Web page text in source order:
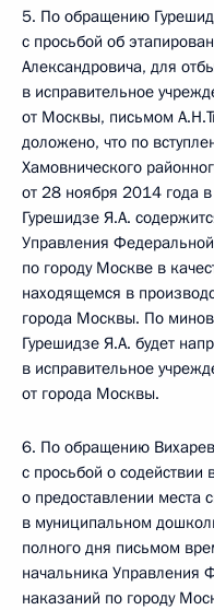
5. По обращению
с просьбой об
Александровича, для
в исправительное
от Москвы, письмом
доложено, что по
Хамовнического
от 28 ноября 2014 года
Гурешидзе Я.А.
Управления
по городу Москве в
находящемся в
города Москвы. По
Гурешидзе Я.А. будет
в исправительное
от города Москвы.
6. По обращению
с просьбой о содействии
о предоставлении места
в муниципальном
полного дня письмом
начальника Управления
наказаний по городу